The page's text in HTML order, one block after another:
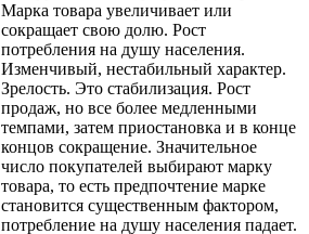
Марка товара увеличивает или
сокращает свою долю. Рост
потребления на душу населения.
Изменчивый, нестабильный характер.
Зрелость. Это стабилизация. Рост
продаж, но все более медленными
темпами, затем приостановка и в конце
концов сокращение. Значительное
число покупателей выбирают марку
товара, то есть предпочтение марке
становится существенным фактором,
потребление на душу населения падает.